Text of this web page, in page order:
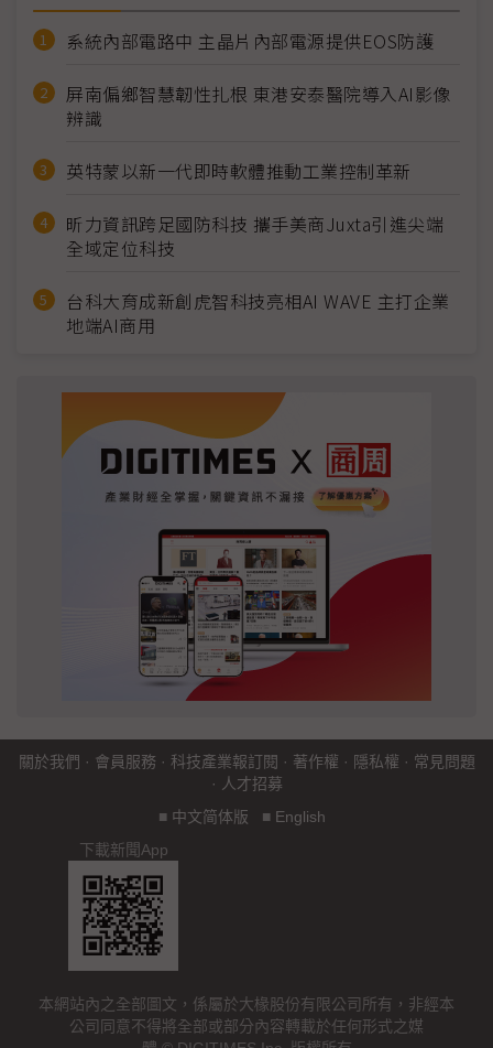
系統內部電路中 主晶片內部電源提供EOS防護
屏南偏鄉智慧韌性扎根 東港安泰醫院導入AI影像
辨識
英特蒙以新一代即時軟體推動工業控制革新
昕力資訊跨足國防科技 攜手美商Juxta引進尖端
全域定位科技
台科大育成新創虎智科技亮相AI WAVE 主打企業
地端AI商用
關於我們 · 會員服務 · 科技產業報訂閱 · 著作權 · 隱私權 · 常見問題
· 人才招募
■ 中文简体版 ■ English
下載新聞App
本網站內之全部圖文，係屬於大椽股份有限公司所有，非經本
公司同意不得將全部或部分內容轉載於任何形式之媒